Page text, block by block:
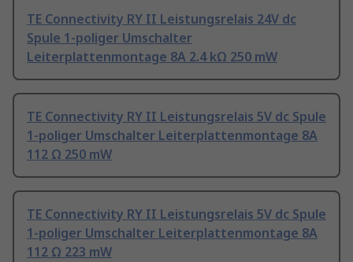
TE Connectivity RY II Leistungsrelais 24V dc
Spule 1-poliger Umschalter
Leiterplattenmontage 8A 2.4 kΩ 250 mW
TE Connectivity RY II Leistungsrelais 5V dc Spule
1-poliger Umschalter Leiterplattenmontage 8A
112 Ω 250 mW
TE Connectivity RY II Leistungsrelais 5V dc Spule
1-poliger Umschalter Leiterplattenmontage 8A
112 Ω 223 mW